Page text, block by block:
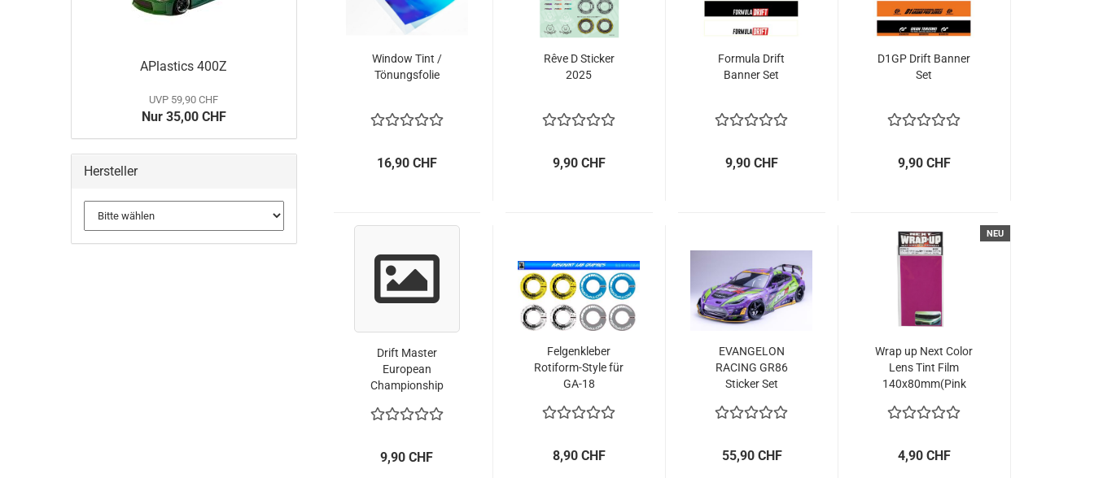
Window Tint /
Tönungsfolie
16,90 CHF
Rêve D Sticker
2025
9,90 CHF
Formula Drift
Banner Set
9,90 CHF
D1GP Drift Banner
Set
9,90 CHF
Drift Master
European
Championship
9,90 CHF
Felgenkleber
Rotiform-Style für
GA-18
8,90 CHF
EVANGELON
RACING GR86
Sticker Set
55,90 CHF
NEU
Wrap up Next Color
Lens Tint Film
140x80mm(Pink
4,90 CHF
APlastics 400Z
UVP 59,90 CHF
Nur 35,00 CHF
Hersteller